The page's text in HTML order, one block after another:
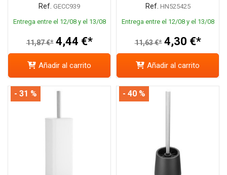
Ref. GECC939
Entrega entre el 12/08 y el 13/08
11,87 €* 4,44 €*
Añadir al carrito
Ref. HN525425
Entrega entre el 12/08 y el 13/08
11,63 €* 4,30 €*
Añadir al carrito
- 31 % - 40 %